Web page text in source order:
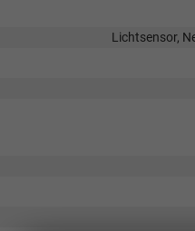
Lichtsensor,